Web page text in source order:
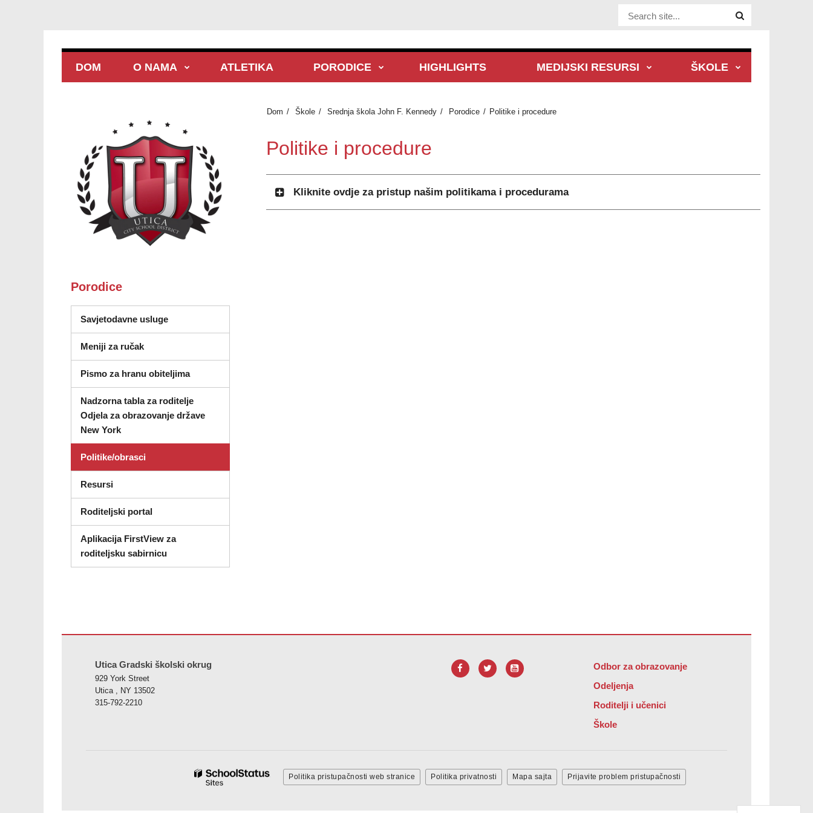
Website Site
DOM O NAMA ATLETIKA PORODICE HIGHLIGHTS MEDIJSKI RESURSI ŠKOLE
Dom Škole Srednja škola John F. Kennedy Porodice Politike i procedure
Politike i procedure
Kliknite ovdje za pristup našim politikama i procedurama
Porodice
Savjetodavne usluge
Meniji za ručak
Pismo za hranu obiteljima
Nadzorna tabla za roditelje
Odjela za obrazovanje države
New York(otvara se u novom prozoru)
Politike/obrasci
Resursi
Roditeljski portal
Aplikacija FirstView za
roditeljsku sabirnicu
Utica Gradski školski okrug
929 York Street
Utica , NY 13502
315-792-2210
Odbor za obrazovanje
Odeljenja
Roditelji i učenici
Škole
Politika pristupačnosti web stranice Politika privatnosti Mapa sajta Prijavite problem pristupačnosti